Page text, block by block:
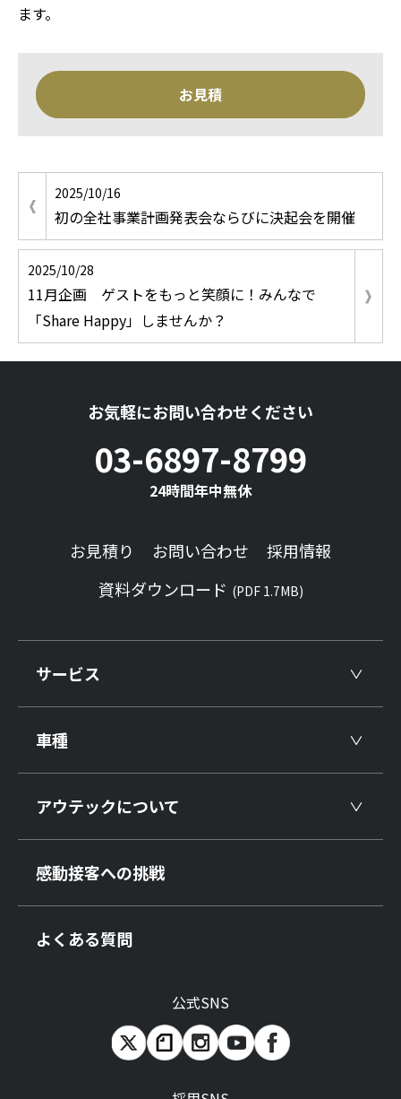
ます。
お見積
2025/10/16
初の全社事業計画発表会ならびに決起会を開催
2025/10/28
11月企画 ゲストをもっと笑顔に！みんなで
「Share Happy」しませんか？
お気軽にお問い合わせください
03-6897-8799
24時間年中無休
お見積り お問い合わせ
採用情報
資料ダウンロード (PDF 1.7MB)
サービス
車種
アウテックについて
感動接客への挑戦
よくある質問
公式SNS